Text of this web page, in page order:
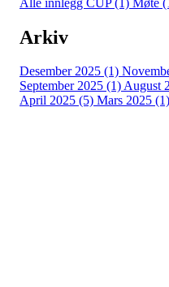
Arkiv
Desember 2025 (1)
September 2025 (1)August
April 2025 (5) Mars 2025 (1)